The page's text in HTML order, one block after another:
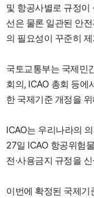
및 항공사별로 규정이
선은 물론 일관된 안
의 필요성이 꾸준히
국토교통부는 국제민
회의, ICAO 총회 등에
한 국제기준 개정을
ICAO는 우리나라의
27일 ICAO 항공위험
전·사용금지 규정을
이번에 확정된 국제